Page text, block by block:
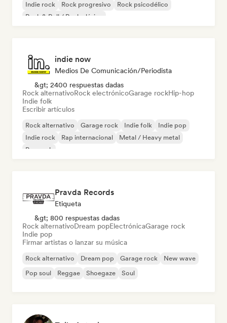
Indie rock
Rock progresivo
Rock psicodélico
Rock & Roll / Rock clásico
indie now
Medios De Comunicación/Periodista
&gt; 2400 respuestas dadas
Rock alternativoRock electrónicoGarage rockHip-hop
Indie folk
Escribir artículos
Rock alternativo Garage rock Indie folk
Indie pop
Indie rock
Rap internacional
Metal / Heavy metal
Pop rock
Pravda Records
Etiqueta
&gt; 800 respuestas dadas
Rock alternativoDream popElectrónicaGarage rock
Indie pop
Firmar artistas o lanzar su música
Rock alternativo Dream pop Garage rock
New wave
Pop soul
Reggae Shoegaze Soul